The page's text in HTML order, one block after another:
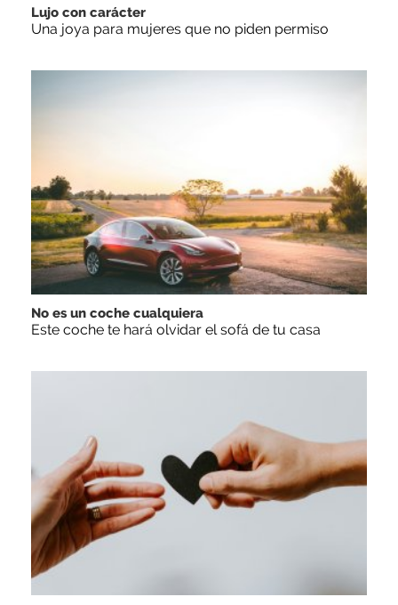
Lujo con carácter
Una joya para mujeres que no piden permiso
No es un coche cualquiera
Este coche te hará olvidar el sofá de tu casa